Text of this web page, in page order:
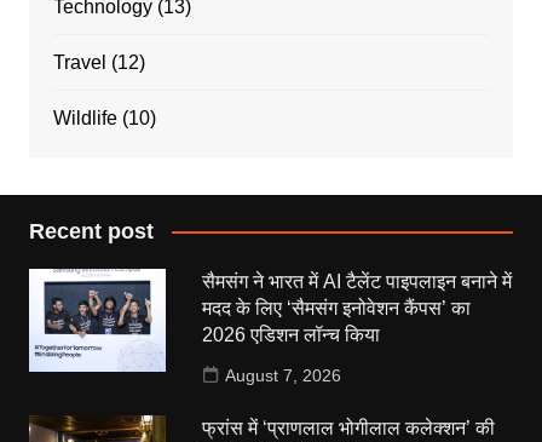
Technology(13)
Travel (12)
Wildlife(10)
Recent post
सैमसंग ने भारत में AI टैलेंट पाइपलाइन बनाने में
मदद के लिए ‘सैमसंग इनोवेशन कैंपस’ का
2026 एडिशन लॉन्च किया
August 7, 2026
फ्रांस में ‘प्राणलाल भोगीलाल कलेक्शन’ की